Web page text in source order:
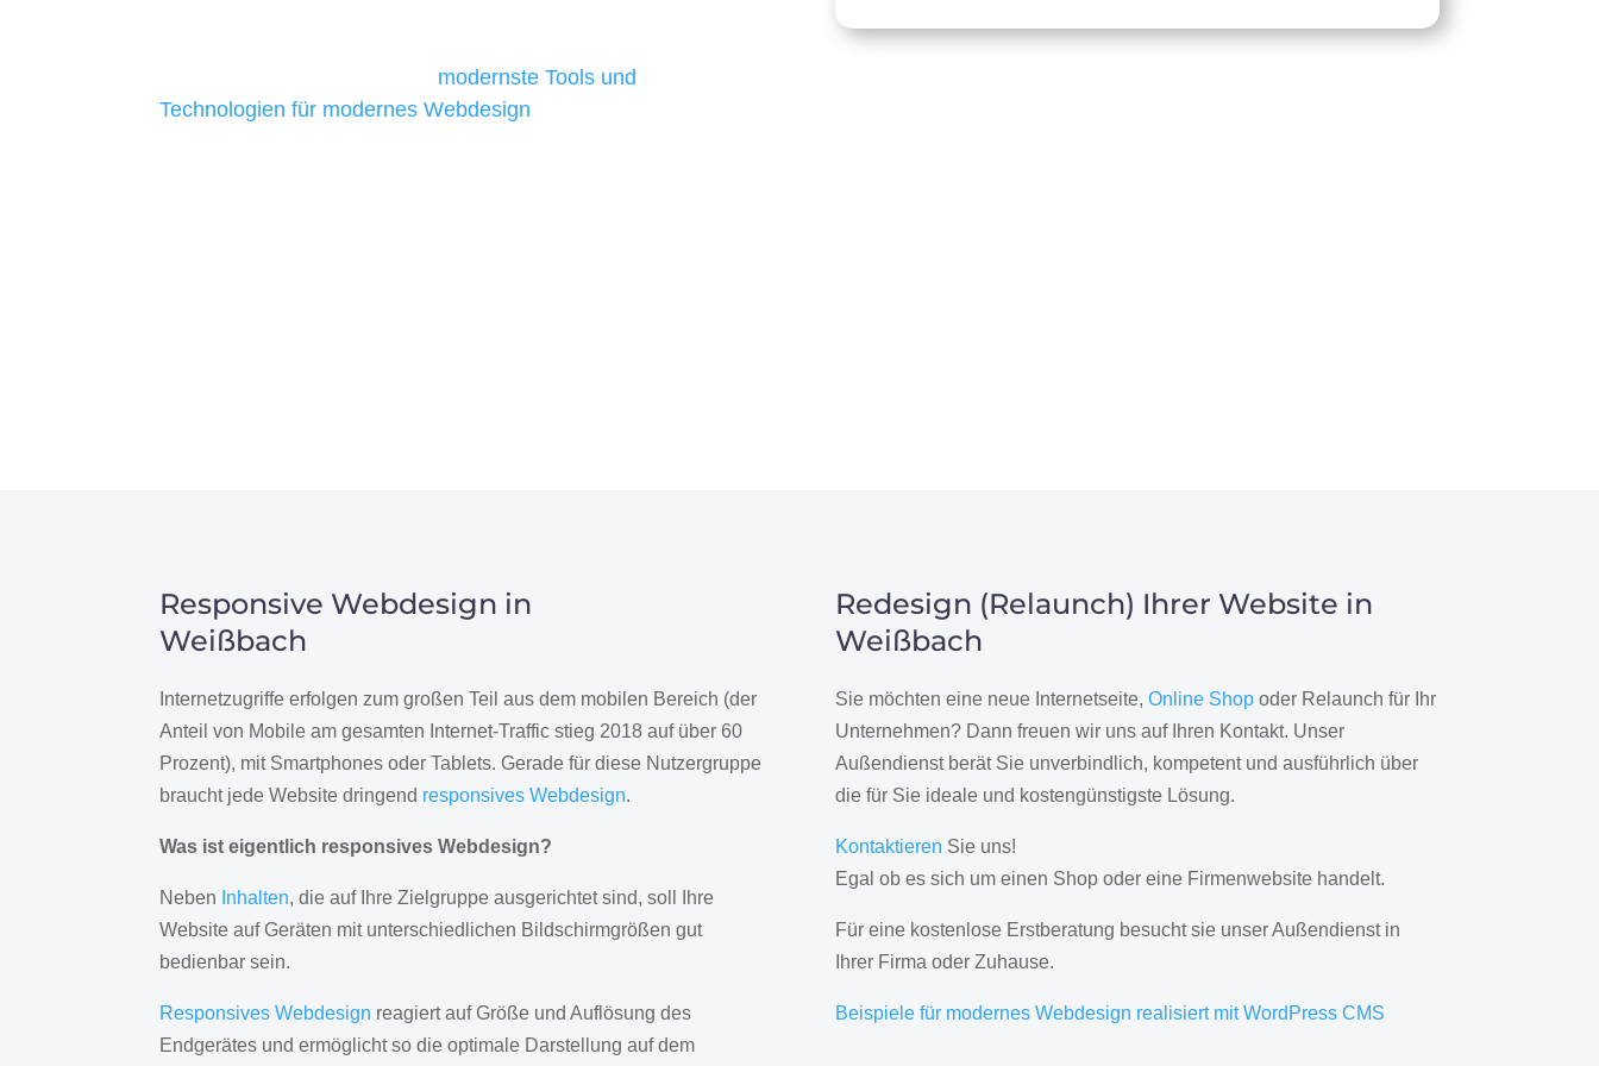
modernste Tools und
Technologien für modernes Webdesign
Responsive Webdesign in
Weißbach
Internetzugriffe erfolgen zum großen Teil aus dem mobilen Bereich (der
Anteil von Mobile am gesamten Internet-Traffic stieg 2018 auf über 60
Prozent), mit Smartphones oder Tablets. Gerade für diese Nutzergruppe
braucht jede Website dringend responsives Webdesign.
Was ist eigentlich responsives Webdesign?
Neben Inhalten, die auf Ihre Zielgruppe ausgerichtet sind, soll Ihre
Website auf Geräten mit unterschiedlichen Bildschirmgrößen gut
bedienbar sein.
Responsives Webdesign reagiert auf Größe und Auflösung des
Endgerätes und ermöglicht so die optimale Darstellung auf dem
Redesign (Relaunch) Ihrer Website in
Weißbach
Sie möchten eine neue Internetseite, Online Shopoder Relaunch für Ihr
Unternehmen? Dann freuen wir uns auf Ihren Kontakt. Unser
Außendienst berät Sie unverbindlich, kompetent und ausführlich über
die für Sie ideale und kostengünstigste Lösung.
Kontaktieren Sie uns!
Egal ob es sich um einen Shop oder eine Firmenwebsite handelt.
Für eine kostenlose Erstberatung besucht sie unser Außendienst in
Ihrer Firma oder Zuhause.
Beispiele für modernes Webdesign realisiert mit WordPress CMS